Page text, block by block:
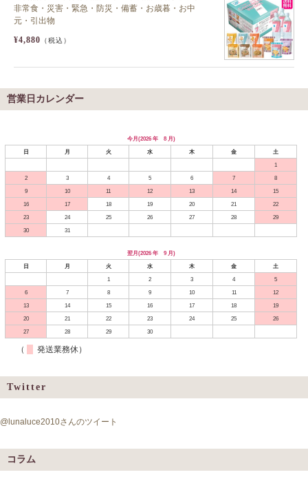
非常食・災害・緊急・防災・備蓄・お歳暮・お中
元・引出物
¥4,880 （税込）
営業日カレンダー
今月(2026 年 8 月)
日
月 火 水 木 金
土
1
2
3 4 5 6 7
8
9
10 11 12 13 14
15
16
17 18 19 20 21
22
23
24 25 26 27 28
29
30
31
翌月(2026 年 9 月)
日
月 火 水 木 金
土
1
2 3 4
5
6
7 8 9 10 11
12
13
14 15 16 17 18
19
20
21 22 23 24 25
26
27
28 29 30
（ 発送業務休）
Twitter
@lunaluce2010さんのツイート
コラム